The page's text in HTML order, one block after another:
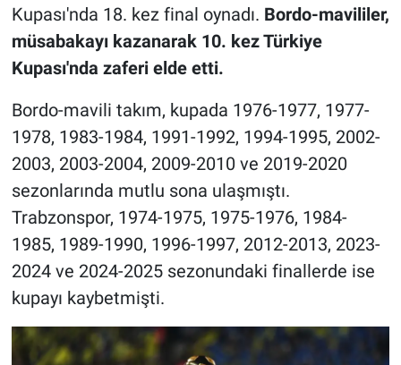
Kupası'nda 18. kez final oynadı. Bordo-mavililer,
müsabakayı kazanarak 10. kez Türkiye
Kupası'nda zaferi elde etti.
Bordo-mavili takım, kupada 1976-1977, 1977-
1978, 1983-1984, 1991-1992, 1994-1995, 2002-
2003, 2003-2004, 2009-2010 ve 2019-2020
sezonlarında mutlu sona ulaşmıştı.
Trabzonspor, 1974-1975, 1975-1976, 1984-
1985, 1989-1990, 1996-1997, 2012-2013, 2023-
2024 ve 2024-2025 sezonundaki finallerde ise
kupayı kaybetmişti.